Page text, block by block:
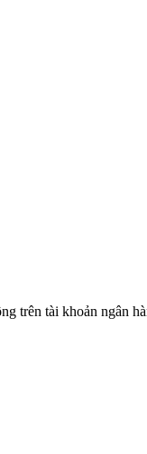
trên tài khoản ngân